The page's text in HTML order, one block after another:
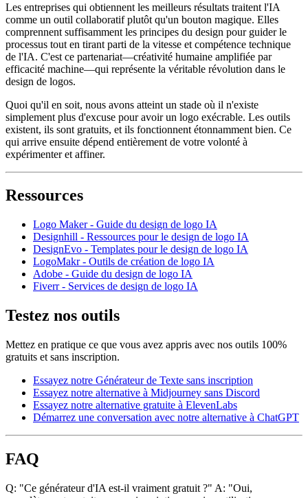
Les entreprises qui obtiennent les meilleurs résultats traitent l'IA
comme un outil collaboratif plutôt qu'un bouton magique. Elles
comprennent suffisamment les principes du design pour guider le
processus tout en tirant parti de la vitesse et compétence technique
de l'IA. C'est ce partenariat—créativité humaine amplifiée par
efficacité machine—qui représente la véritable révolution dans le
design de logos.
Quoi qu'il en soit, nous avons atteint un stade où il n'existe
simplement plus d'excuse pour avoir un logo exécrable. Les outils
existent, ils sont gratuits, et ils fonctionnent étonnamment bien. Ce
qui arrive ensuite dépend entièrement de votre volonté à
expérimenter et affiner.
Ressources
Logo Maker - Guide du design de logo IA
Designhill - Ressources pour le design de logo IA
DesignEvo - Templates pour le design de logo IA
LogoMakr - Outils de création de logo IA
Adobe - Guide du design de logo IA
Fiverr - Services de design de logo IA
Testez nos outils
Mettez en pratique ce que vous avez appris avec nos outils 100%
gratuits et sans inscription.
Essayez notre Générateur de Texte sans inscription
Essayez notre alternative à Midjourney sans Discord
Essayez notre alternative gratuite à ElevenLabs
Démarrez une conversation avec notre alternative à ChatGPT
FAQ
Q: "Ce générateur d'IA est-il vraiment gratuit ?" A: "Oui,